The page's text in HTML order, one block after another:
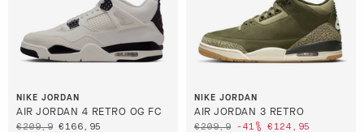
NIKE JORDAN
AIR JORDAN 4 RETRO OG FC
€209,9 €166,95
NIKE JORDAN
AIR JORDAN 3 RETRO
€209,9 -41% €124,95